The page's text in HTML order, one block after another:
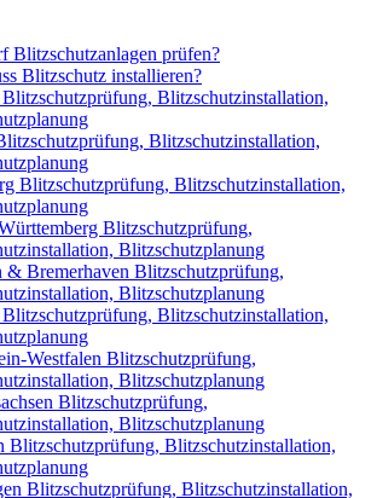
Blitzschutzanlagen prüfen?
Blitzschutz installieren?
Blitzschutzinstallation,
Blitzschutzinstallation,
Blitzschutzprüfung, Blitzschutzinstallation,
Blitzschutzprüfung,
Blitzschutzplanung
& Bremerhaven Blitzschutzprüfung,
Blitzschutzplanung
Blitzschutzprüfung, Blitzschutzinstallation,
Westfalen Blitzschutzprüfung,
Blitzschutzplanung
Blitzschutzprüfung,
Blitzschutzplanung
Blitzschutzprüfung, Blitzschutzinstallation,
Blitzschutzprüfung, Blitzschutzinstallation,